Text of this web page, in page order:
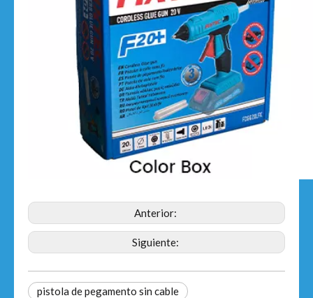
Anterior:
Siguiente:
pistola de pegamento sin cable